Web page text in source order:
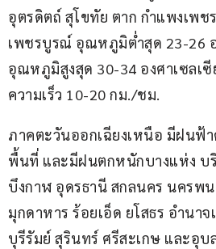
อุตรดิตถ์ สุโขทัย ตาก กำแพงเพ
เพชรบูรณ์ อุณหภูมิต่ำสุด 23-26 อ
อุณหภูมิสูงสุด 30-34 องศาเซลเ
ความเร็ว 10-20 กม./ชม.
ภาคตะวันออกเฉียงเหนือ มีฝนฟ้
พื้นที่ และมีฝนตกหนักบางแห่ง บ
บึงกาฬ อุดรธานี สกลนคร นครพ
มุกดาหาร ร้อยเอ็ด ยโสธร อำนา
บุรีรัมย์ สุรินทร์ ศรีสะเกษ และอุ